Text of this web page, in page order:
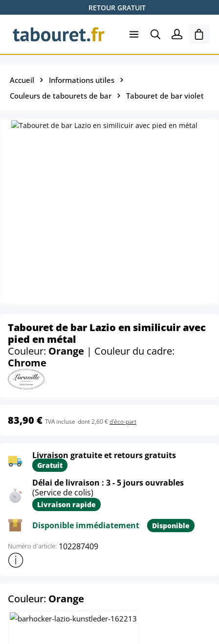
Passer au contenu principalRETOUR GRATUIT
Le
Accueil
Informations utiles
Couleurs de tabourets de bar
Tabouret de bar violet
Tabouret de bar Lazio en similicuir avec
pied en métal
Couleur: Orange | Couleur du cadre:
Chrome
83,90 € TVA incluse dont 2,60 €d'éco-part
Livraison gratuite et retours gratuits
Gratuit
Délai de livraison : 3 - 5 jours ouvrables
(Service de colis)
Livraison rapide
Disponible immédiatement Disponible
Numéro d'article: 102287409
Afficher plus d'informations sur le produit
Couleur: Orange